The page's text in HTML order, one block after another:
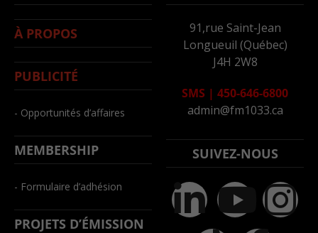
À PROPOS
PUBLICITÉ
- Opportunités d’affaires
MEMBERSHIP
- Formulaire d’adhésion
PROJETS D’ÉMISSION
91,rue Saint-Jean
Longueuil (Québec)
J4H 2W8
SMS | 450-646-6800
admin@fm1033.ca
SUIVEZ-NOUS